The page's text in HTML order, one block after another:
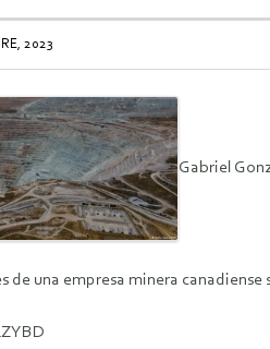
2023
Gabriel
de una empresa minera